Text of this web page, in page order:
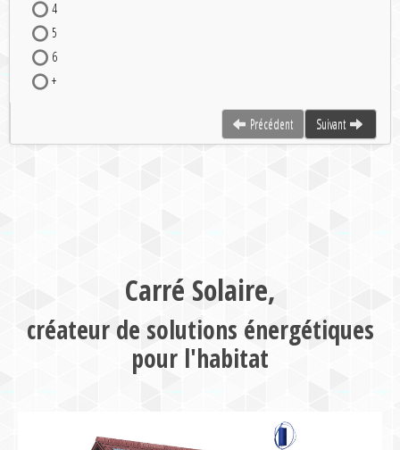
4
5
6
+
Précédent Suivant
Carré Solaire,
créateur de solutions énergétiques
pour l'habitat